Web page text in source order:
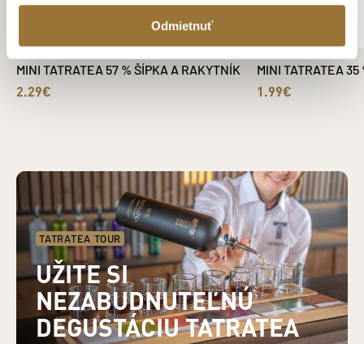
Odmietnuť
MINI TATRATEA 57 % ŠÍPKA A RAKYTNÍK
2.29€
MINI TATRATEA
1.99€
TATRATEA TOUR
UŽITE SI
NEZABUDNUTEĽNÚ
DEGUSTÁCIU TATRATEA